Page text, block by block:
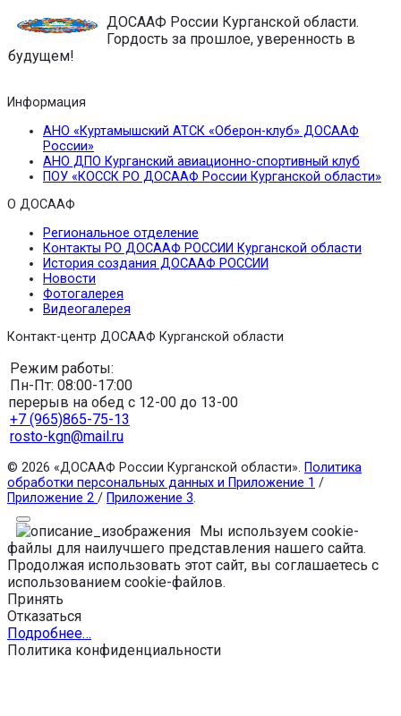
ДОСААФ России Курганской области.
Гордость за прошлое, уверенность в
будущем!
Информация
АНО «Куртамышский АТСК «Оберон-клуб» ДОСААФ
России»
АНО ДПО Курганский авиационно-спортивный клуб
ПОУ «КОССК РО ДОСААФ России Курганской области»
О ДОСААФ
Региональное отделение
Контакты РО ДОСААФ РОССИИ Курганской области
История создания ДОСААФ РОССИИ
Новости
Фотогалерея
Видеогалерея
Контакт-центр ДОСААФ Курганской области
Режим работы:
Пн-Пт: 08:00-17:00
перерыв на обед с 12-00 до 13-00
+7 (965)865-75-13
rosto-kgn@mail.ru
© 2026 «ДОСААФ России Курганской области». Политика
обработки персональных данных и Приложение 1 /
Приложение 2 / Приложение 3.
Мы используем cookie-
файлы для наилучшего представления нашего сайта.
Продолжая использовать этот сайт, вы соглашаетесь с
использованием cookie-файлов.
Принять
Отказаться
Подробнее…
Политика конфиденциальности